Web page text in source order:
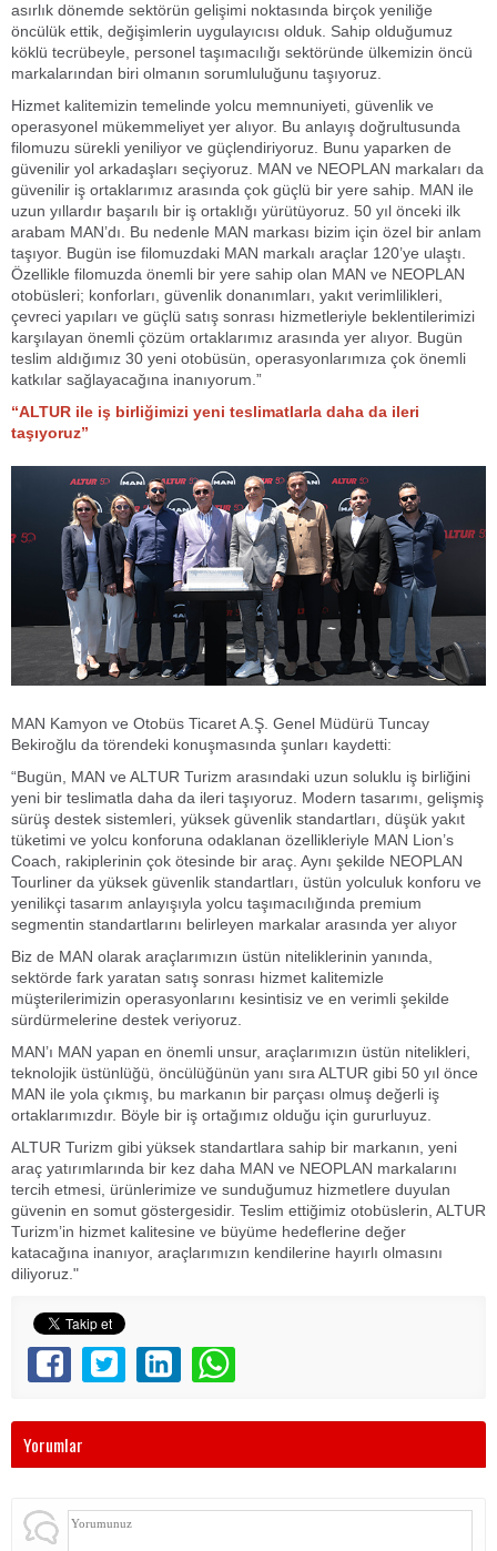
asırlık dönemde sektörün gelişimi noktasında birçok yeniliğe
öncülük ettik, değişimlerin uygulayıcısı olduk. Sahip olduğumuz
köklü tecrübeyle, personel taşımacılığı sektöründe ülkemizin öncü
markalarından biri olmanın sorumluluğunu taşıyoruz.
Hizmet kalitemizin temelinde yolcu memnuniyeti, güvenlik ve
operasyonel mükemmeliyet yer alıyor. Bu anlayış doğrultusunda
filomuzu sürekli yeniliyor ve güçlendiriyoruz. Bunu yaparken de
güvenilir yol arkadaşları seçiyoruz. MAN ve NEOPLAN markaları da
güvenilir iş ortaklarımız arasında çok güçlü bir yere sahip. MAN ile
uzun yıllardır başarılı bir iş ortaklığı yürütüyoruz. 50 yıl önceki ilk
arabam MAN’dı. Bu nedenle MAN markası bizim için özel bir anlam
taşıyor. Bugün ise filomuzdaki MAN markalı araçlar 120’ye ulaştı.
Özellikle filomuzda önemli bir yere sahip olan MAN ve NEOPLAN
otobüsleri; konforları, güvenlik donanımları, yakıt verimlilikleri,
çevreci yapıları ve güçlü satış sonrası hizmetleriyle beklentilerimizi
karşılayan önemli çözüm ortaklarımız arasında yer alıyor. Bugün
teslim aldığımız 30 yeni otobüsün, operasyonlarımıza çok önemli
katkılar sağlayacağına inanıyorum.”
“ALTUR ile iş birliğimizi yeni teslimatlarla daha da ileri
taşıyoruz”
MAN Kamyon ve Otobüs Ticaret A.Ş. Genel Müdürü Tuncay
Bekiroğlu da törendeki konuşmasında şunları kaydetti:
“Bugün, MAN ve ALTUR Turizm arasındaki uzun soluklu iş birliğini
yeni bir teslimatla daha da ileri taşıyoruz. Modern tasarımı, gelişmiş
sürüş destek sistemleri, yüksek güvenlik standartları, düşük yakıt
tüketimi ve yolcu konforuna odaklanan özellikleriyle MAN Lion’s
Coach, rakiplerinin çok ötesinde bir araç. Aynı şekilde NEOPLAN
Tourliner da yüksek güvenlik standartları, üstün yolculuk konforu ve
yenilikçi tasarım anlayışıyla yolcu taşımacılığında premium
segmentin standartlarını belirleyen markalar arasında yer alıyor
Biz de MAN olarak araçlarımızın üstün niteliklerinin yanında,
sektörde fark yaratan satış sonrası hizmet kalitemizle
müşterilerimizin operasyonlarını kesintisiz ve en verimli şekilde
sürdürmelerine destek veriyoruz.
MAN’ı MAN yapan en önemli unsur, araçlarımızın üstün nitelikleri,
teknolojik üstünlüğü, öncülüğünün yanı sıra ALTUR gibi 50 yıl önce
MAN ile yola çıkmış, bu markanın bir parçası olmuş değerli iş
ortaklarımızdır. Böyle bir iş ortağımız olduğu için gururluyuz.
ALTUR Turizm gibi yüksek standartlara sahip bir markanın, yeni
araç yatırımlarında bir kez daha MAN ve NEOPLAN markalarını
tercih etmesi, ürünlerimize ve sunduğumuz hizmetlere duyulan
güvenin en somut göstergesidir. Teslim ettiğimiz otobüslerin, ALTUR
Turizm’in hizmet kalitesine ve büyüme hedeflerine değer
katacağına inanıyor, araçlarımızın kendilerine hayırlı olmasını
diliyoruz."
Yorumlar